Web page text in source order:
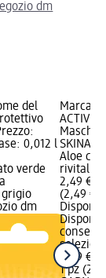
dm
del
0,012 l
verde
grigio
dm
Marca:
Aloe
2,49 €;
(2,49 € /
2,49 €
1 pz